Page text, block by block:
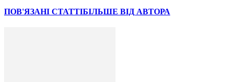
ПОВ'ЯЗАНІ СТАТТІБІЛЬШЕ ВІД АВТОРА